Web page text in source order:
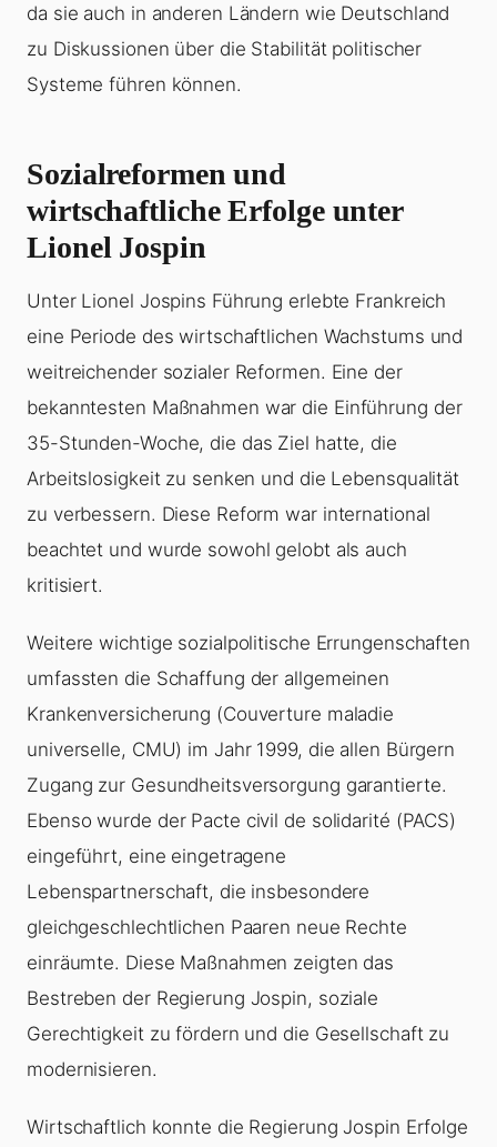
da sie auch in anderen Ländern wie Deutschland
zu Diskussionen über die Stabilität politischer
Systeme führen können.
Sozialreformen und
wirtschaftliche Erfolge unter
Lionel Jospin
Unter Lionel Jospins Führung erlebte Frankreich
eine Periode des wirtschaftlichen Wachstums und
weitreichender sozialer Reformen. Eine der
bekanntesten Maßnahmen war die Einführung der
35-Stunden-Woche, die das Ziel hatte, die
Arbeitslosigkeit zu senken und die Lebensqualität
zu verbessern. Diese Reform war international
beachtet und wurde sowohl gelobt als auch
kritisiert.
Weitere wichtige sozialpolitische Errungenschaften
umfassten die Schaffung der allgemeinen
Krankenversicherung (Couverture maladie
universelle, CMU) im Jahr 1999, die allen Bürgern
Zugang zur Gesundheitsversorgung garantierte.
Ebenso wurde der Pacte civil de solidarité (PACS)
eingeführt, eine eingetragene
Lebenspartnerschaft, die insbesondere
gleichgeschlechtlichen Paaren neue Rechte
einräumte. Diese Maßnahmen zeigten das
Bestreben der Regierung Jospin, soziale
Gerechtigkeit zu fördern und die Gesellschaft zu
modernisieren.
Wirtschaftlich konnte die Regierung Jospin Erfolge